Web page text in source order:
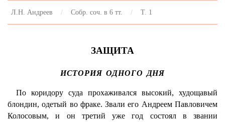
Л.Н. Андреев Собр. соч. в 6 тт. Т. 1
ЗАЩИТА
ИСТОРИЯ ОДНОГО ДНЯ
По коридору суда прохаживался высокий, худощавый
блондин, одетый во фраке. Звали его Андреем Павловичем
Колосовым, и он третий уже год состоял в звании